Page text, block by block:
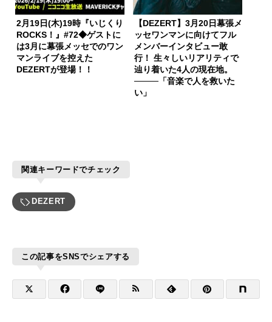
2月19日(木)19時『いじくり
ROCKS！』#72◆ゲストに
は3月に幕張メッセでのワン
マンライブを控えた
DEZERTが登場！！
【DEZERT】3月20日幕張メ
ッセワンマンに向けてフル
メンバーインタビュー敢
行！ 生々しいリアリティで
辿り着いた4人の現在地。
────「音楽で人を救いた
い」
関連キーワードでチェック
DEZERT
この記事をSNSでシェアする